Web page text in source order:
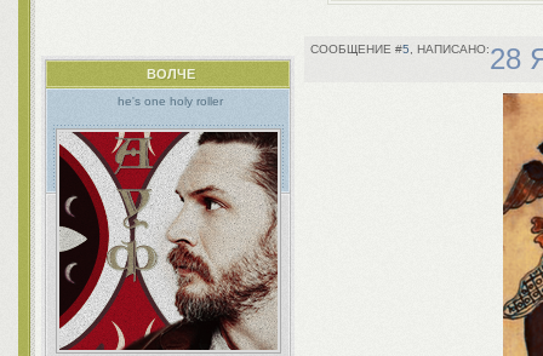
5 28
ВОЛЧЕ
he's one holy roller